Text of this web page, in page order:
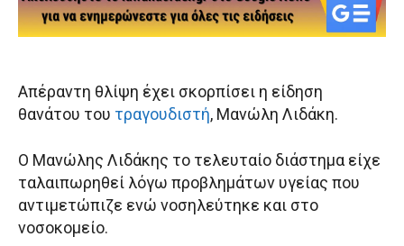
Απέραντη θλίψη έχει σκορπίσει η είδηση
θανάτου του τραγουδιστή, Μανώλη Λιδάκη.
Ο Μανώλης Λιδάκης το τελευταίο διάστημα είχε
ταλαιπωρηθεί λόγω προβλημάτων υγείας που
αντιμετώπιζε ενώ νοσηλεύτηκε και στο
νοσοκομείο.